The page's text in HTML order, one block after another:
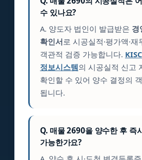
수 있나요?
A. 양도자 법인이 발급받은 경
확인서로 시공실적·평가액·재
객관적 검증 가능합니다.
정보시스템의 시공실적 신고
확인할 수 있어 양수 결정의
됩니다.
Q. 매물 2690을 양수한 후 즉
가능한가요?